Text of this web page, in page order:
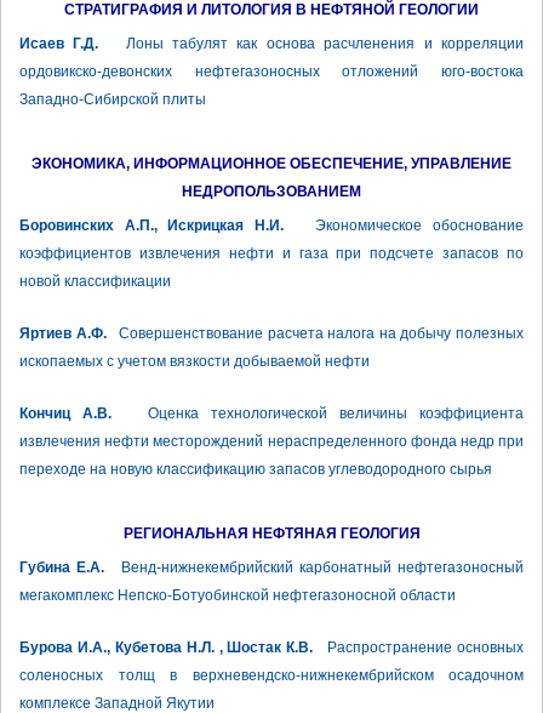
СТРАТИГРАФИЯ И ЛИТОЛОГИЯ В НЕФТЯНОЙ ГЕОЛОГИИ
Исаев Г.Д. Лоны табулят как основа расчленения и корреляции
ордовикско-девонских нефтегазоносных отложений юго-востока
Западно-Сибирской плиты
ЭКОНОМИКА, ИНФОРМАЦИОННОЕ ОБЕСПЕЧЕНИЕ, УПРАВЛЕНИЕ
НЕДРОПОЛЬЗОВАНИЕМ
Боровинских А.П., Искрицкая Н.И. Экономическое обоснование
коэффициентов извлечения нефти и газа при подсчете запасов по
новой классификации
Яртиев А.Ф.Совершенствование расчета налога на добычу полезных
ископаемых с учетом вязкости добываемой нефти
Кончиц А.В. Оценка технологической величины коэффициента
извлечения нефти месторождений нераспределенного фонда недр при
переходе на новую классификацию запасов углеводородного сырья
РЕГИОНАЛЬНАЯ НЕФТЯНАЯ ГЕОЛОГИЯ
Губина Е.А.Венд-нижнекембрийский карбонатный нефтегазоносный
мегакомплекс Непско-Ботуобинской нефтегазоносной области
Бурова И.А., Кубетова Н.Л. , Шостак К.В. Распространение основных
соленосных толщ в верхневендско-нижнекембрийском осадочном
комплексе Западной Якутии